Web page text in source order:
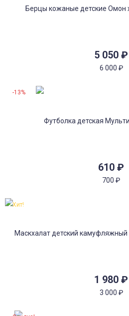
5 050 ₽
6 000 ₽
610 ₽
700 ₽
-13%
1 980 ₽
3 000 ₽
Хит!